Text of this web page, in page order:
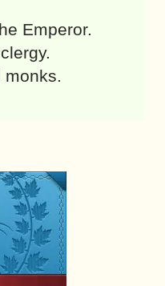
Emperor.